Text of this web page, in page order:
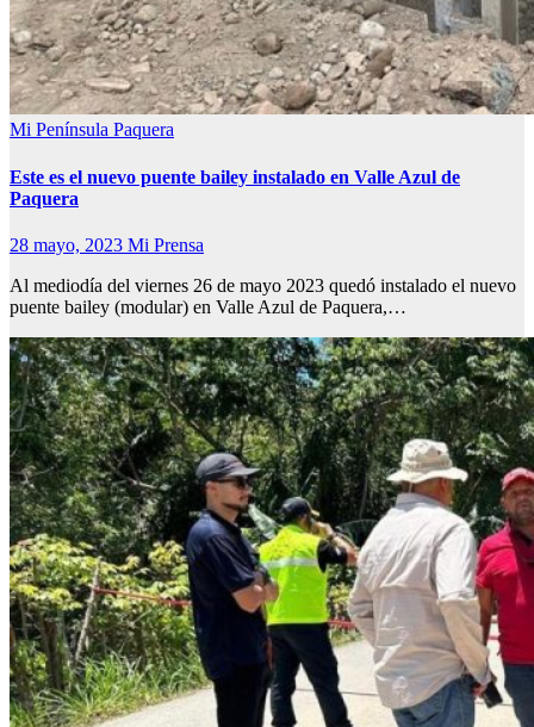
Mi Península Paquera
Este es el nuevo puente bailey instalado en Valle Azul de
Paquera
28 mayo, 2023 Mi Prensa
Al mediodía del viernes 26 de mayo 2023 quedó instalado el nuevo
puente bailey (modular) en Valle Azul de Paquera,…